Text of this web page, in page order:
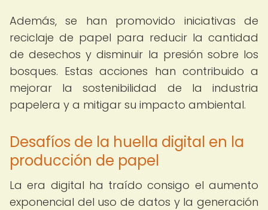
Además, se han promovido iniciativas de
reciclaje de papel para reducir la cantidad
de desechos y disminuir la presión sobre los
bosques. Estas acciones han contribuido a
mejorar la sostenibilidad de la industria
papelera y a mitigar su impacto ambiental.
Desafíos de la huella digital en la
producción de papel
La era digital ha traído consigo el aumento
exponencial del uso de datos y la generación